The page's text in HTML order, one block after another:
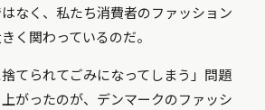
なく、私たち消費者のファッション
く関わっているのだ。
てられてごみになってしまう」問題
がったのが、デンマークのファッシ